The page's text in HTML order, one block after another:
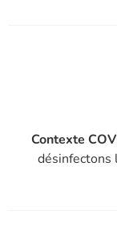
Contexte
désinfectons